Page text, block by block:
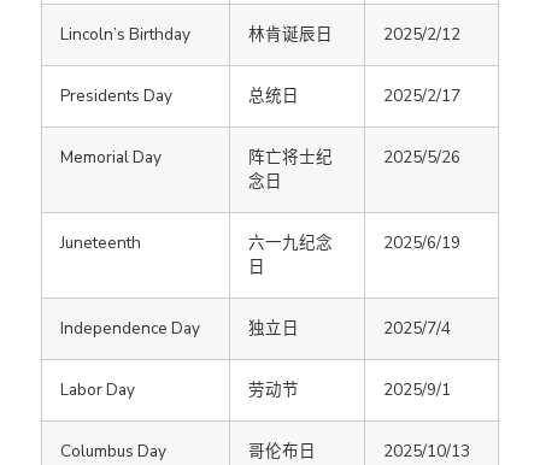
Lincoln’s Birthday 林肯诞辰日 2025/2/12
Presidents Day 总统日 2025/2/17
Memorial Day
阵亡将士纪
念日
2025/5/26
Juneteenth
六一九纪念
日
2025/6/19
Independence Day 独立日 2025/7/4
Labor Day 劳动节 2025/9/1
Columbus Day 哥伦布日 2025/10/13